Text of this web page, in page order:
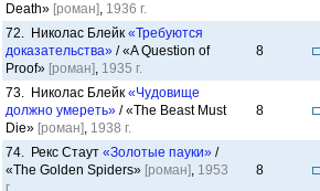
Death» [роман], 1936 г.
72. Николас Блейк «Требуются
доказательства» / «A Question of
Proof» [роман], 1935 г.
8
73. Николас Блейк «Чудовище
должно умереть» / «The Beast Must
Die» [роман], 1938 г.
8
74. Рекс Стаут «Золотые пауки» /
«The Golden Spiders» [роман], 1953
г.
8